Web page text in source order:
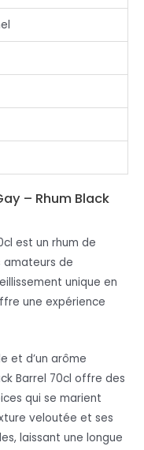
– Rhum Black
est un rhum de
amateurs de
unique en
une expérience
et d’un arôme
Barrel 70cl offre des
qui se marient
veloutée et ses
laissant une longue